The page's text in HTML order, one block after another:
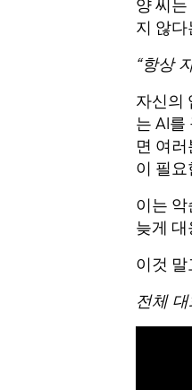
양 씨
지 않다
“항상
자신의
는 AI를
면 여
이 필
이는
늦게
이것
전체